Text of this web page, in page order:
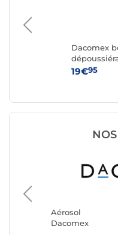
Dacomex
air
19€95
Aérosol
Dacomex